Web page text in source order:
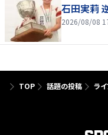
石田実莉
2026/08/08
TOP 話題の投稿 ラ